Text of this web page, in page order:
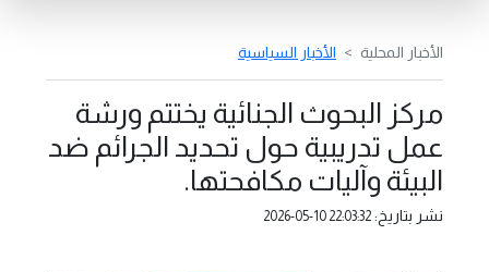
الأخبار المحلية الأخبار السياسية
مركز البحوث الجنائية يختتم ورشة
عمل تدريبية حول تحديد الجرائم ضد
البيئة وآليات مكافحتها.
نشر بتاريخ: 2026-05-10 22:03:32